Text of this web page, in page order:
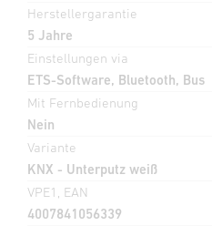
Herstellergarantie
5 Jahre
Einstellungen via
ETS-Software, Bluetooth, Bus
Mit Fernbedienung
Nein
Variante
KNX - Unterputz weiß
VPE1, EAN
4007841056339